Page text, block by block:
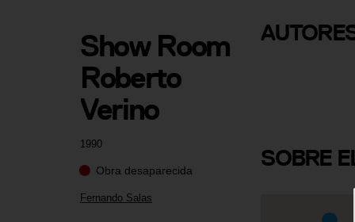
1990
Obra desaparecida
Fernando Salas
Show Room
Roberto
Verino
Fernando
SOBRE